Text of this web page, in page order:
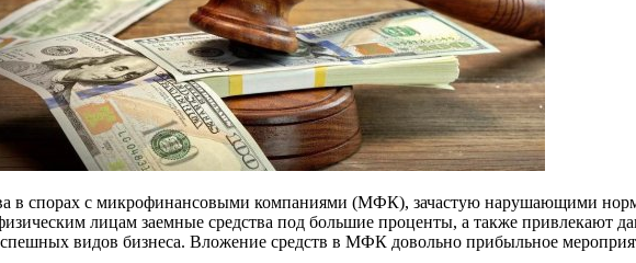
в спорах с микрофинансовыми компаниями (МФК), зачастую нарушающими
лицам заемные средства под большие проценты, а также привлекают
видов бизнеса. Вложение средств в МФК довольно прибыльное